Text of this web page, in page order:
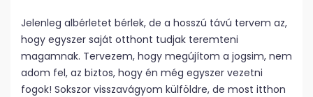
Jelenleg albérletet bérlek, de a hosszú távú tervem az,
hogy egyszer saját otthont tudjak teremteni
magamnak. Tervezem, hogy megújítom a jogsim, nem
adom fel, az biztos, hogy én még egyszer vezetni
fogok! Sokszor visszavágyom külföldre, de most itthon